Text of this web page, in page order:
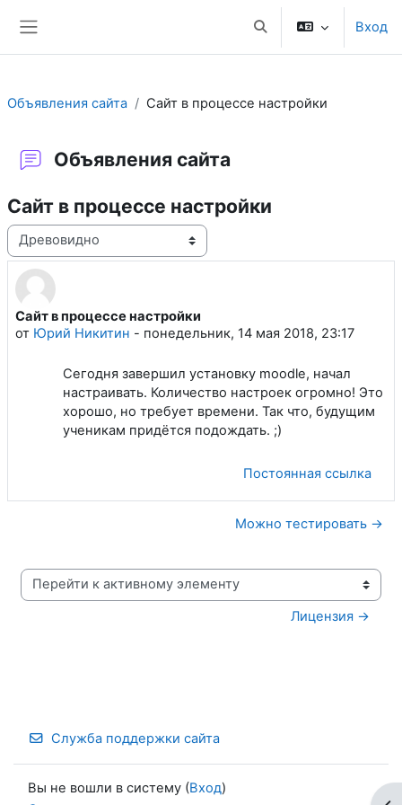
Изменить данныеВход
Объявления сайта Сайт в процессе настройки
Объявления сайта
Сайт в процессе настройки
Режим отображения
Сайт в процессе настройки
от Юрий Никитин - понедельник, 14 мая 2018, 23:17
Количество ответов: 0
Сегодня завершил установку moodle, начал
настраивать. Количество настроек огромно! Это
хорошо, но требует времени. Так что, будущим
ученикам придётся подождать. ;)
Постоянная ссылка
Можно тестировать →
Перейти к активному элементу
Лицензия →
Служба поддержки сайта
Вы не вошли в систему (Вход)